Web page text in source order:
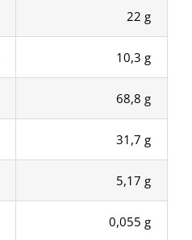
22 g
10,3 g
68,8 g
31,7 g
5,17 g
0,055 g